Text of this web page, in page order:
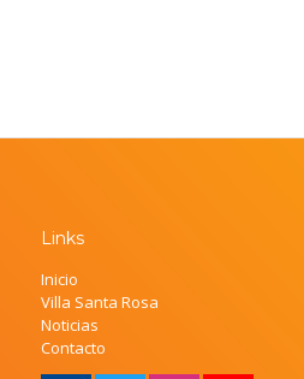
Links
Inicio
Villa Santa Rosa
Noticias
Contacto